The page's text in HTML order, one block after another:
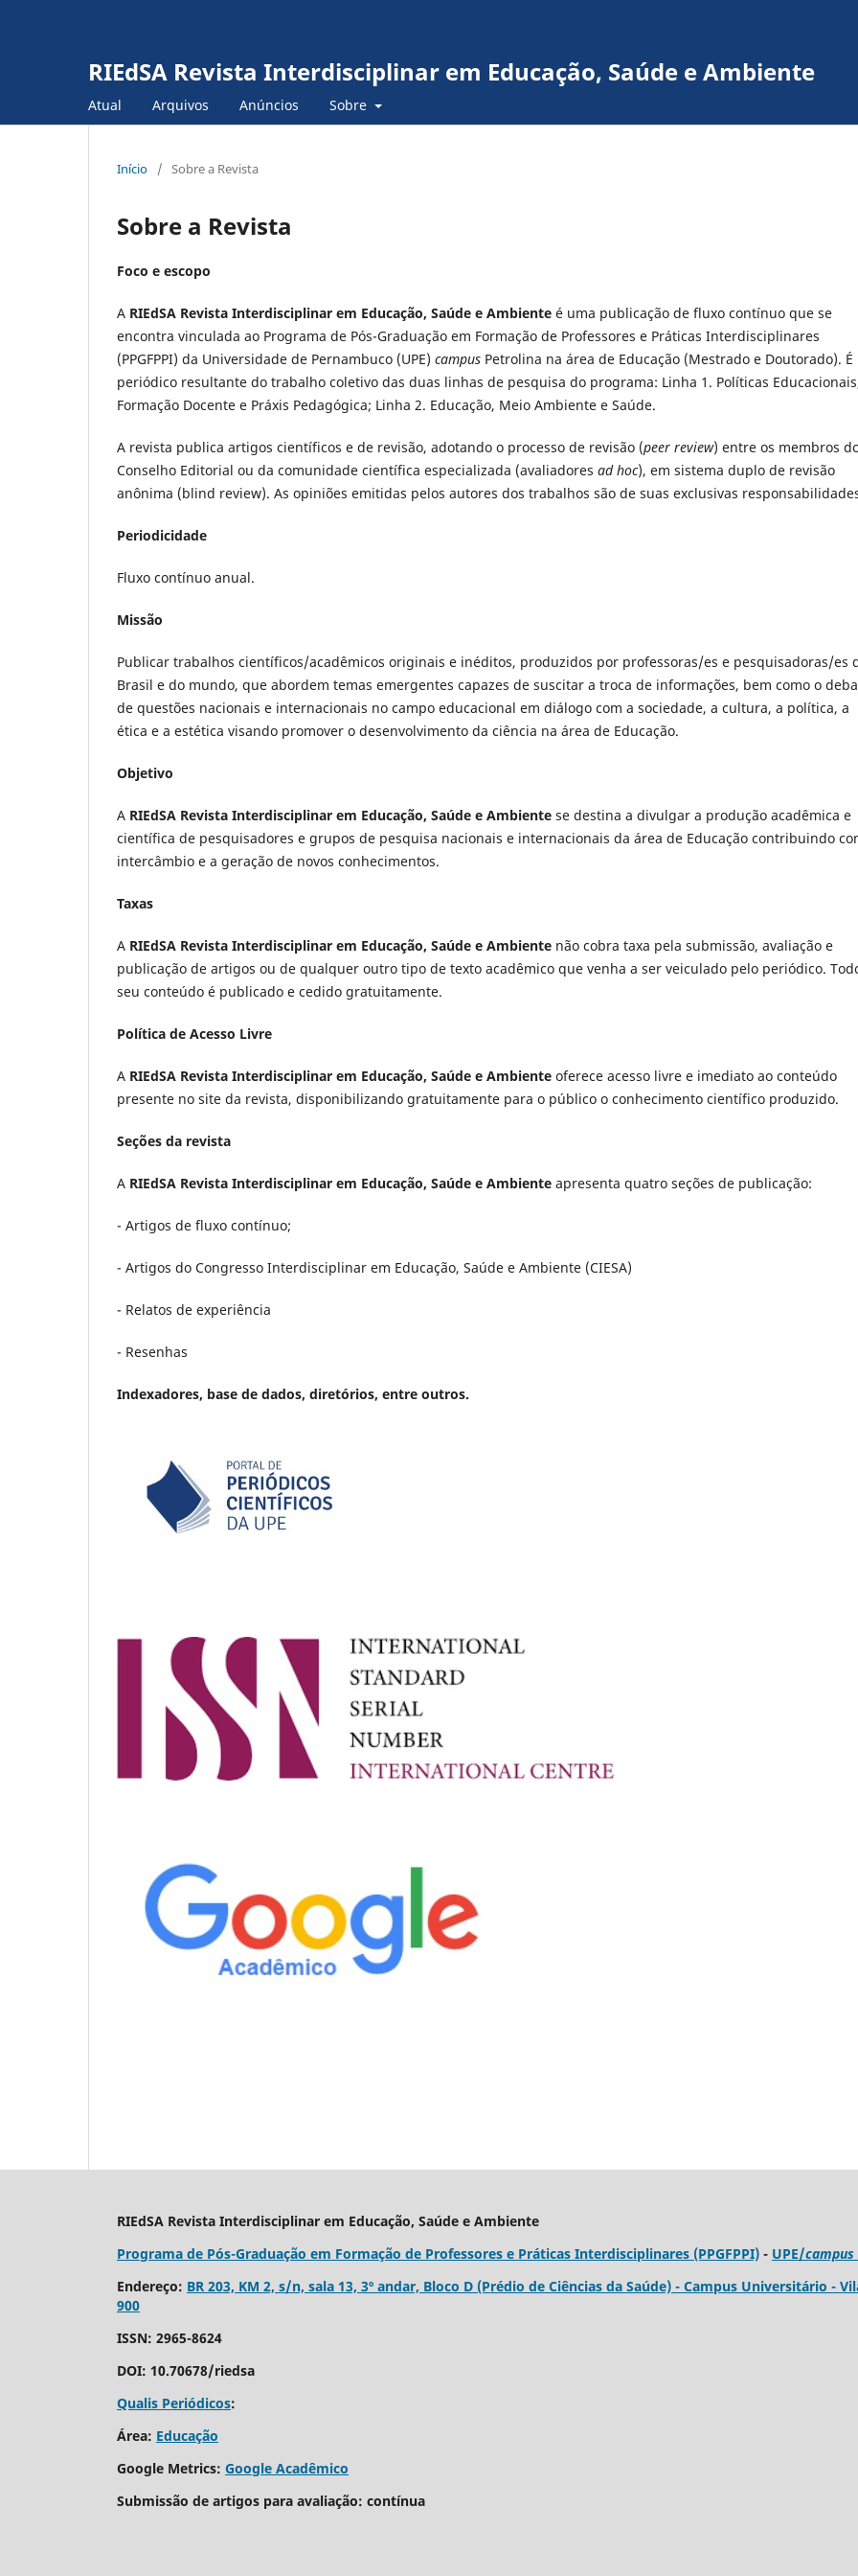
RIEdSA Revista Interdisciplinar em Educação, Saúde e Ambiente
Atual Arquivos Anúncios Sobre
Início / Sobre a Revista
Sobre a Revista
Foco e escopo
A RIEdSA Revista Interdisciplinar em Educação, Saúde e Ambiente é uma publicação de fluxo contínuo que se
encontra vinculada ao Programa de Pós-Graduação em Formação de Professores e Práticas Interdisciplinares
(PPGFPPI) da Universidade de Pernambuco (UPE) campus Petrolina na área de Educação (Mestrado e Doutorado). É
periódico resultante do trabalho coletivo das duas linhas de pesquisa do programa: Linha 1. Políticas
Formação Docente e Práxis Pedagógica; Linha 2. Educação, Meio Ambiente e Saúde.
A revista publica artigos científicos e de revisão, adotando o processo de revisão (peer review) entre os membros
Conselho Editorial ou da comunidade científica especializada (avaliadores ad hoc), em sistema duplo de revisão
anônima (blind review). As opiniões emitidas pelos autores dos trabalhos são de suas exclusivas
Periodicidade
Fluxo contínuo anual.
Missão
Publicar trabalhos científicos/acadêmicos originais e inéditos, produzidos por professoras/es e pesquisadoras/es
Brasil e do mundo, que abordem temas emergentes capazes de suscitar a troca de informações, bem como o
de questões nacionais e internacionais no campo educacional em diálogo com a sociedade, a cultura, a política, a
ética e a estética visando promover o desenvolvimento da ciência na área de Educação.
Objetivo
A RIEdSA Revista Interdisciplinar em Educação, Saúde e Ambiente se destina a divulgar a produção acadêmica e
científica de pesquisadores e grupos de pesquisa nacionais e internacionais da área de Educação contribuindo
intercâmbio e a geração de novos conhecimentos.
Taxas
A RIEdSA Revista Interdisciplinar em Educação, Saúde e Ambiente não cobra taxa pela submissão, avaliação e
publicação de artigos ou de qualquer outro tipo de texto acadêmico que venha a ser veiculado pelo periódico.
seu conteúdo é publicado e cedido gratuitamente.
Política de Acesso Livre
A RIEdSA Revista Interdisciplinar em Educação, Saúde e Ambiente oferece acesso livre e imediato ao conteúdo
presente no site da revista, disponibilizando gratuitamente para o público o conhecimento científico produzido.
Seções da revista
A RIEdSA Revista Interdisciplinar em Educação, Saúde e Ambiente apresenta quatro seções de publicação:
- Artigos de fluxo contínuo;
- Artigos do Congresso Interdisciplinar em Educação, Saúde e Ambiente (CIESA)
- Relatos de experiência
- Resenhas
Indexadores, base de dados, diretórios, entre outros.
RIEdSA Revista Interdisciplinar em Educação, Saúde e Ambiente
Programa de Pós-Graduação em Formação de Professores e Práticas Interdisciplinares (PPGFPPI) - UPE/campus
Endereço: BR 203, KM 2, s/n, sala 13, 3º andar, Bloco D (Prédio de Ciências da Saúde) - Campus Universitário -
900
ISSN: 2965-8624
DOI: 10.70678/riedsa
Qualis Periódicos:
Área: Educação
Google Metrics: Google Acadêmico
Submissão de artigos para avaliação: contínua